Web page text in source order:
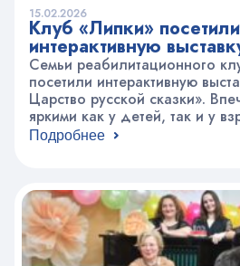
15.02.2026
Клуб «Липки» посетили
интерактивную
Царство русской
Семьи реабилитационного
посетили интерактивную
Царство русской сказки».
яркими как у детей, так и у
рассматривая экспозицию,
буквально за каждым
что-то интересное:
инсталляции, макеты сцен из
иллюстрации произведений
современных художников,
Подробнее